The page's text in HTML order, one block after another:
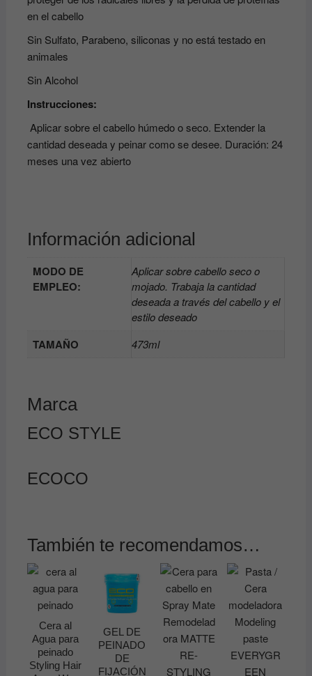
en el cabello
Sin Sulfato, Parabeno, siliconas y no está testado en
animales
Sin Alcohol
Instrucciones:
Aplicar sobre el cabello húmedo o seco. Extender la
cantidad deseada y peinar como se desee. Duración: 24
meses una vez abierto
Información adicional
MODO DE
EMPLEO:
Aplicar sobre cabello seco o
mojado. Trabaja la cantidad
deseada a través del cabello y el
estilo deseado
TAMAÑO 473ml
Marca
ECO STYLE
ECOCO
También te recomendamos…
Cera al
Agua para
peinado
Styling Hair
GEL DE
PEINADO
DE
FIJACIÓN